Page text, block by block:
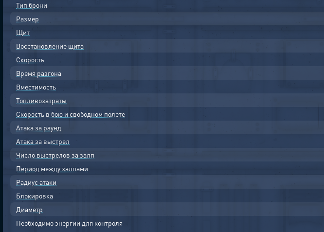
Тип брони
Размер
Щит
Восстановление щита
Скорость
Время разгона
Вместимость
Топливозатраты
Скорость в бою и свободном полете
Атака за раунд
Атака за выстрел
Число выстрелов за залп
Период между залпами
Радиус атаки
Блокировка
Диаметр
Необходимо энергии для контроля